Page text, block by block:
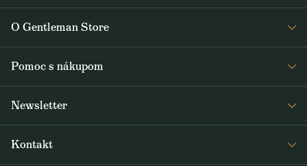
O Gentleman Store
Journal
Pomoc s nákupom
Obchodné podmienky
Newsletter
a špeciálnych ponukách. Posielame ich 2-3x týždenne.
Kontakt